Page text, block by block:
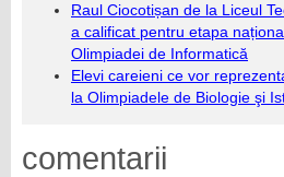
Raul Ciocotișan de la Liceul
a calificat pentru etapa
Olimpiadei de Informatică
Elevi careieni ce vor
la Olimpiadele de Biologie şi
comentarii